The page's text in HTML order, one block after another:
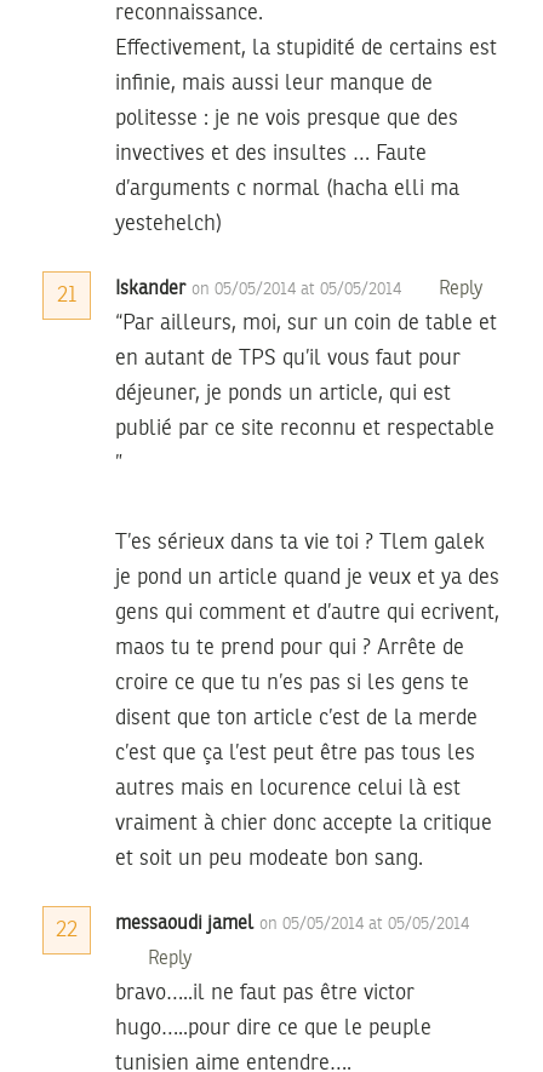
reconnaissance.
Effectivement, la stupidité de certains est
infinie, mais aussi leur manque de
politesse : je ne vois presque que des
invectives et des insultes … Faute
d’arguments c normal (hacha elli ma
yestehelch)
21 Iskander on 05/05/2014 at 05/05/2014 Reply
“Par ailleurs, moi, sur un coin de table et
en autant de TPS qu’il vous faut pour
déjeuner, je ponds un article, qui est
publié par ce site reconnu et respectable
”
T’es sérieux dans ta vie toi ? Tlem galek
je pond un article quand je veux et ya des
gens qui comment et d’autre qui ecrivent,
maos tu te prend pour qui ? Arrête de
croire ce que tu n’es pas si les gens te
disent que ton article c’est de la merde
c’est que ça l’est peut être pas tous les
autres mais en locurence celui là est
vraiment à chier donc accepte la critique
et soit un peu modeate bon sang.
22 messaoudi jamel on 05/05/2014 at 05/05/2014
Reply
bravo…..il ne faut pas être victor
hugo…..pour dire ce que le peuple
tunisien aime entendre….